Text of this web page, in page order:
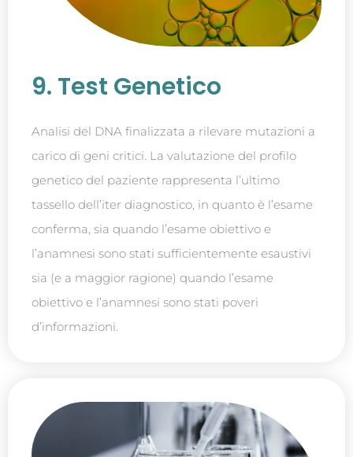
9. Test Genetico
Analisi del DNA finalizzata a rilevare mutazioni a
carico di geni critici. La valutazione del profilo
genetico del paziente rappresenta l’ultimo
tassello dell’iter diagnostico, in quanto è l’esame
conferma, sia quando l’esame obiettivo e
l’anamnesi sono stati sufficientemente esaustivi
sia (e a maggior ragione) quando l’esame
obiettivo e l’anamnesi sono stati poveri
d’informazioni.